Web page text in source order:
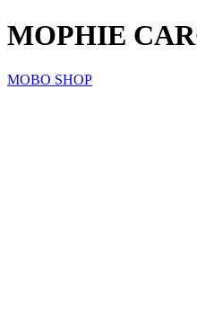
MOPHIE
MOBO SHOP